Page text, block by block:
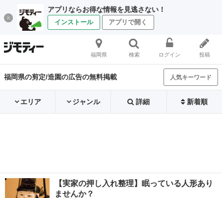
アプリならお得な情報を見逃さない！
インストール アプリで開く
福岡県 検索 ログイン 投稿
福岡県の剪定/造園の広告の無料掲載 人気キーワード
エリア ジャンル 詳細 新着順
【実家の押し入れ整理】眠っている人形あり
ませんか？